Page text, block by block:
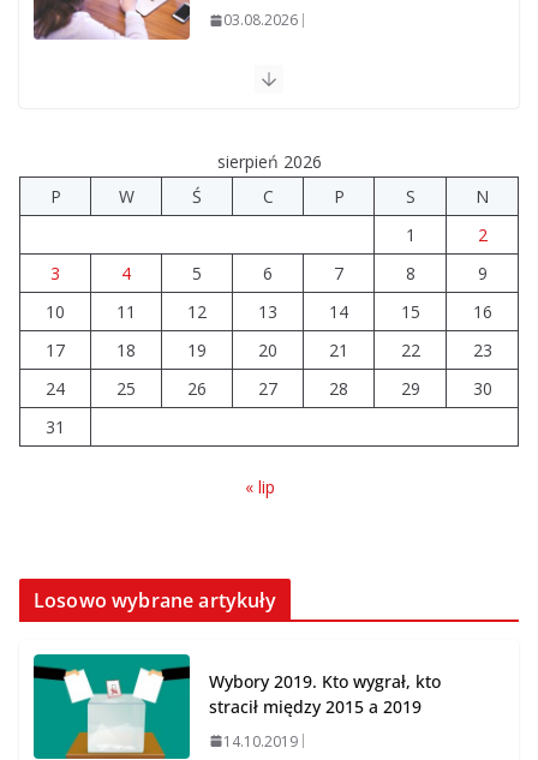
03.08.2026
Prawie 20 tys. zł dla dyrektora
04.08.2026
Upały groźne dla zwierząt. Weterynaria apeluje
04.08.2026
Wiata Wielkopolska. Dotacje
nawet do 300 tys. zł
04.08.2026
sierpień 2026
P
W Ś C P S
N
1
2
3
4 5 6 7 8
9
10
11 12 13 14 15
16
17
18 19 20 21 22
23
24
25 26 27 28 29
30
31
« lip
Losowo wybrane artykuły
Wybory 2019. Kto wygrał, kto
stracił między 2015 a 2019
14.10.2019